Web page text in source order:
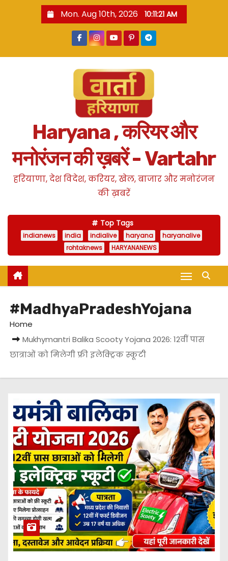
Mon. Aug 10th, 2026 10:11:22 AM
Haryana , करियर और
मनोरंजन की ख़बरें - Vartahr
हरियाणा, देश विदेश, करियर, खेल, बाजार और मनोरंजन
की ख़बरें
Top Tags
indianews india indialive haryana
haryanalive
rohtaknews
HARYANANEWS
#MadhyaPradeshYojana
Home
Mukhymantri Balika Scooty Yojana 2026: 12वीं पास
छात्राओं को मिलेगी फ्री इलेक्ट्रिक स्कूटी